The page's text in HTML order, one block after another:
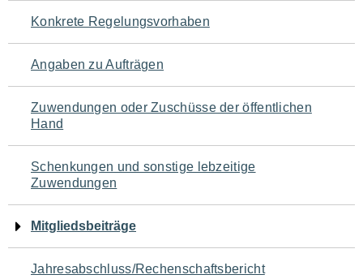
Seiteninhalt
Konkrete Regelungsvorhaben
Angaben zu Aufträgen
Zuwendungen oder Zuschüsse der öffentlichen
Hand
Schenkungen und sonstige lebzeitige
Zuwendungen
Mitgliedsbeiträge
Jahresabschluss/Rechenschaftsbericht